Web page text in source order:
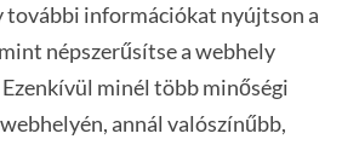
további információkat nyújtson a
népszerűsítse a webhely
minél több minőségi
annál valószínűbb,